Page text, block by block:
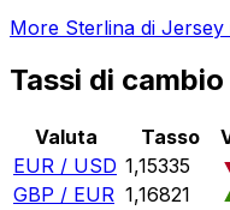
More Sterlina di Jersey
Tassi di
Valuta Tasso
EUR / USD 1,15335
GBP / EUR 1,16821